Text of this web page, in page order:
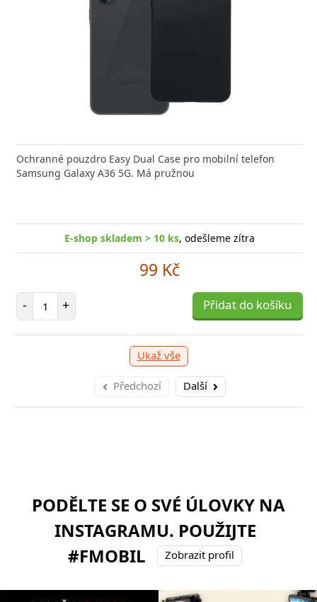
Ochranné pouzdro Easy Dual Case pro mobilní telefon
Samsung Galaxy A36 5G. Má pružnou
E-shop skladem > 10 ks, odešleme zítra
99 Kč
- Počet položek
+ Přidat do košíku
Ukaž vše
Předchozí Další
PODĚLTE SE O SVÉ ÚLOVKY NA
INSTAGRAMU. POUŽIJTE
#FMOBIL
Zobrazit profil